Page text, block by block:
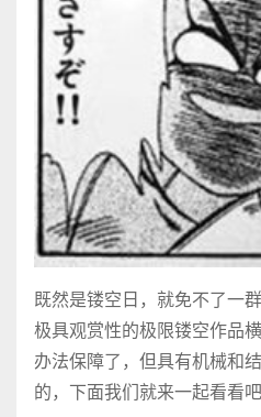
既然是镂空日，就免不了一
极具观赏性的极限镂空作品
办法保障了，但具有机械和
的，下面我们就来一起看看吧